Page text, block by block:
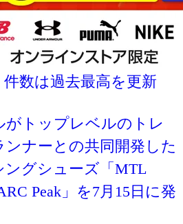
が2026年上半期の国内
ン大会エントリー動向を
件数は過去最高を更新
がトップレベルのトレ
ンナーとの共同開発した
ングシューズ「MTL
Peak」を7月15日に発